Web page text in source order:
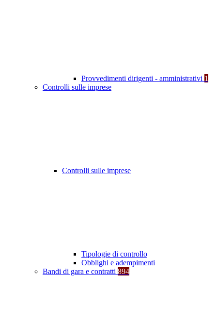
Provvedimenti dirigenti - amministrativi 1
Controlli sulle imprese
Controlli sulle imprese
Tipologie di controllo
Obblighi e adempimenti
Bandi di gara e contratti 894